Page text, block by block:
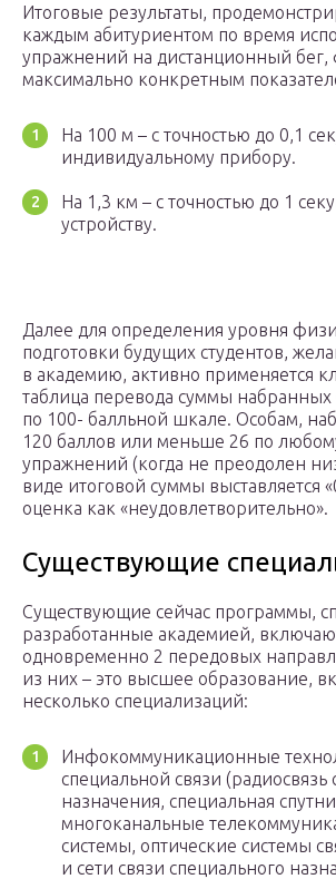
Итоговые результаты,
каждым абитуриентом по время
упражнений на дистанционный бег,
максимально конкретным
На 100 м – с точностью до 0,1
индивидуальному прибору.
На 1,3 км – с точностью до 1
устройству.
Далее для определения уровня
подготовки будущих студентов,
в академию, активно применяется
таблица перевода суммы набранных
по 100- балльной шкале. Особам,
120 баллов или меньше 26 по
упражнений (когда не преодолен
виде итоговой суммы выставляется
оценка как «неудовлетворительно».
Существующие
Существующие сейчас программы,
разработанные академией,
одновременно 2 передовых
из них – это высшее образование,
несколько специализаций:
Инфокоммуникационные
специальной связи (радиосвязь
назначения, специальная
многоканальные
системы, оптические системы
и сети связи специального